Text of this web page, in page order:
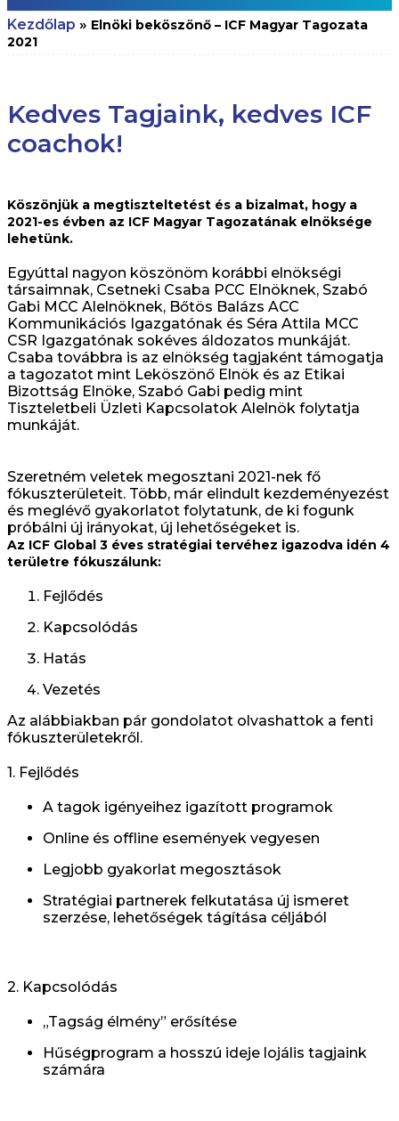
Kezdőlap » Elnöki beköszönő – ICF Magyar Tagozata
2021
Kedves Tagjaink, kedves ICF
coachok!
Köszönjük a megtiszteltetést és a bizalmat, hogy a
2021-es évben az ICF Magyar Tagozatának elnöksége
lehetünk.
Egyúttal nagyon köszönöm korábbi elnökségi
társaimnak, Csetneki Csaba PCC Elnöknek, Szabó
Gabi MCC Alelnöknek, Bőtös Balázs ACC
Kommunikációs Igazgatónak és Séra Attila MCC
CSR Igazgatónak sokéves áldozatos munkáját.
Csaba továbbra is az elnökség tagjaként támogatja
a tagozatot mint Leköszönő Elnök és az Etikai
Bizottság Elnöke, Szabó Gabi pedig mint
Tiszteletbeli Üzleti Kapcsolatok Alelnök folytatja
munkáját.
Szeretném veletek megosztani 2021-nek fő
fókuszterületeit. Több, már elindult kezdeményezést
és meglévő gyakorlatot folytatunk, de ki fogunk
próbálni új irányokat, új lehetőségeket is.
Az ICF Global 3 éves stratégiai tervéhez igazodva idén 4
területre fókuszálunk:
Fejlődés
Kapcsolódás
Hatás
Vezetés
Az alábbiakban pár gondolatot olvashattok a fenti
fókuszterületekről.
1. Fejlődés
A tagok igényeihez igazított programok
Online és offline események vegyesen
Legjobb gyakorlat megosztások
Stratégiai partnerek felkutatása új ismeret
szerzése, lehetőségek tágítása céljából
2. Kapcsolódás
„Tagság élmény” erősítése
Hűségprogram a hosszú ideje lojális tagjaink
számára